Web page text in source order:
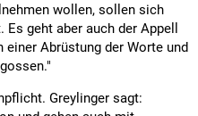
wollen, sollen sich
geht aber auch der Appell
Abrüstung der Worte und
Greylinger sagt: